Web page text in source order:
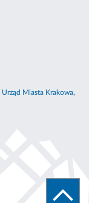
Urząd Miasta Krakowa,